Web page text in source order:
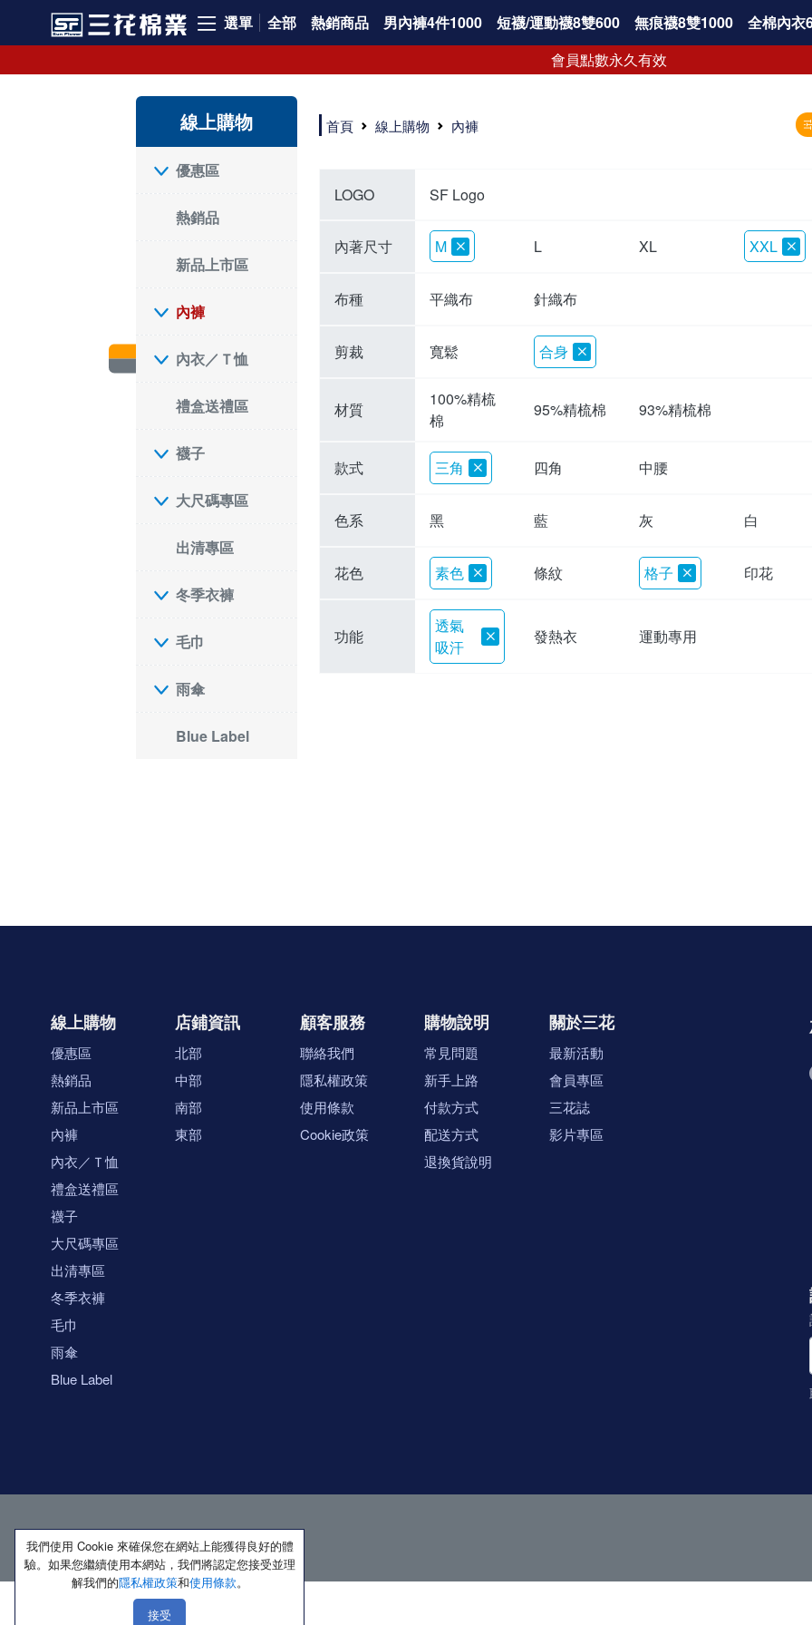
選單 全部 熱銷商品 男內褲4件1000 短襪/運動襪8雙600 無痕襪8雙1000 全棉內衣
會員點數永久有效
線上購物
優惠區
熱銷品
新品上市區
內褲
內衣／Ｔ恤
禮盒送禮區
襪子
大尺碼專區
出清專區
冬季衣褲
毛巾
雨傘
Blue Label
選擇內褲、平口褲、純棉內褲首重品質。舒適、透氣的內褲、平口褲、純棉內褲能影響健康，須謹慎挑選。三花內褲透氣不悶，值得信賴！
三花內褲、平口褲、純棉內褲50年來持續升級，符合人體工學設計，柔軟無勒痕的鬆緊帶。三花內褲是肌膚好友，口碑熱銷！
選擇內褲首重品質。三花內褲50年來不斷升級，證明其卓越品質。符合人體工學剪裁，柔軟無痕鬆緊帶，是必買首選。兼具品質與外型，與肌膚零感接觸，穿著舒適，看來有質感。三花內褲設計獨特，質料優良，專業剪裁，呵護肌膚。新鮮高品質棉材製成，多款選擇，耐洗耐穿，三花內褲絕對首選。
"內褲購買及使用經驗網友來信分享 近年來，我經常在大型連鎖賣場如佳瑪、美華泰等地看到三花內褲的展示。最近一兩年，甚至百貨公司及街頭店鋪都開始大量出現三花專櫃或專賣店。我猜測，這應該是三花在營運策略上的調整，才使得這些改變成為現實。 本來，三花內褲一直是消費者選購內褲時的熱門選項之一。內褲櫃點的增多使我更加注意到這個品牌，因此我在選購內褲時，特意多研究了一下三花內褲的設計。 先從內褲外層包裝談起，有些內褲有PP袋包裝，有些則沒有。雖然這是一件小事，但我發現朋友們中有人會介意內褲包裝沒有PP袋。他們認為沒有PP袋會使包裝不夠精美。對我來說，有PP袋確實能提升包裝的精緻度，但內褲不裝PP袋其實也算是環保。所以，這就看每個人對內褲包裝的需求和感受了。 每次購買內褲時，我都會特別帶一件五片式剪裁的內褲。三花的平口內褲被稱為全國第一件五片式剪裁內褲，這話應該不是隨便說說的，畢竟三花是一個擁有超過50年歷史的老品牌，專注於研發和改良內褲。當初，我覺得這種設計有些花俏，只是圖個新鮮買來試試，結果發現內褲多一片真的有其優勢，尤其是減少了內褲卡屁的次數。雖然這個狀況不可能完全消失，但大大增加了穿著的舒適度。 三花內褲的價格也在我能接受的範圍內，因此它逐漸成為我的心頭好。此外，內褲選購時的另一個重要因素是鬆緊帶。看內褲是否舊了，第一眼通常看鬆緊帶。故意或不小心露出內褲褲頭的時候，印象分數也是由鬆緊帶決定的。 很多內褲品牌強調鬆緊帶的造型及花樣，這類內褲非常適合一些特殊場合，如單身聯誼或約會時穿著，能夠加分不少。日常使用的內褲則建議選擇鬆緊帶不易鬆垮的，花樣其次。三花特別強調內褲鬆緊帶的耐洗度，而其他品牌鮮少提及這一點。 分場合選擇內褲是我的習慣。特殊場合內褲要講究一點，但平日則需要選擇鬆緊帶有保障的內褲。畢竟，內褲是每天陪伴我們超過12個小時的衣物，找到適合自己且耐洗耐穿高CP值的內褲才是最明智的選擇。 內褲畢竟是消耗品，定期更換非常重要。如果內褲沾染到髒污或處於潮濕的環境，就不應該撐太久。這是因為內褲長期接觸身體的重要部位，所以選擇和保養都要謹慎。 以上是我個人的內褲使用分享，並非業配，不代表任何人的立場。內褲還是要以自身體驗最為準確。希望大家都能找到適合自己的內褲，並多多支持台灣品牌。"
首頁 線上購物 內褲
LOGO SF Logo
內著尺寸 M L XL XXL
布種 平織布 針織布
剪裁 寬鬆 合身
材質
100%精梳
棉
95%精梳棉 93%精梳棉
款式 三角 四角 中腰
色系 黑 藍 灰 白
花色 素色 條紋 格子 印花
功能
透氣
吸汗
發熱衣 運動專用
線上購物
優惠區
熱銷品
新品上市區
內褲
內衣／Ｔ恤
禮盒送禮區
襪子
大尺碼專區
出清專區
冬季衣褲
毛巾
雨傘
Blue Label
店鋪資訊
北部
中部
南部
東部
顧客服務
聯絡我們
隱私權政策
使用條款
Cookie政策
購物說明
常見問題
新手上路
付款方式
配送方式
退換貨說明
關於三花
最新活動
會員專區
三花誌
影片專區
著作權所有 保留一切權利
我們使用 Cookie 來確保您在網站上能獲得良好的體
驗。如果您繼續使用本網站，我們將認定您接受並理
解我們的隱私權政策和使用條款。
接受